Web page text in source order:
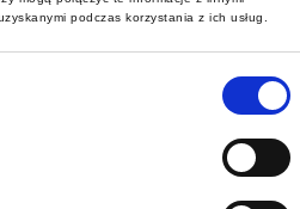
podczas korzystania z ich usług.
wycieczki oraz
mogą korzystać z czterech